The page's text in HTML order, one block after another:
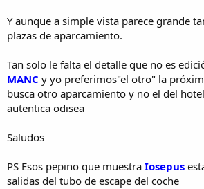
Y aunque a simple vista parece grande
plazas de aparcamiento.
Tan solo le falta el detalle que no es
MANC y yo preferimos"el otro" la
busca otro aparcamiento y no el del
autentica odisea
Saludos
PS Esos pepino que muestra Iosepus
salidas del tubo de escape del coche